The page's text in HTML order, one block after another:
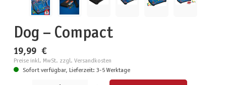
Dog – Compact
19,99 €
Preise inkl. MwSt. zzgl. Versandkosten
Sofort verfügbar, Lieferzeit: 3-5 Werktage
Produkt Anzahl: Gib den gewünschten Wert ein oder benutze die Schaltflächen um die Anzahl zu